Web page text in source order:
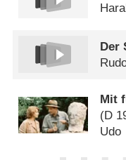
Der
Mit
(D
Udo